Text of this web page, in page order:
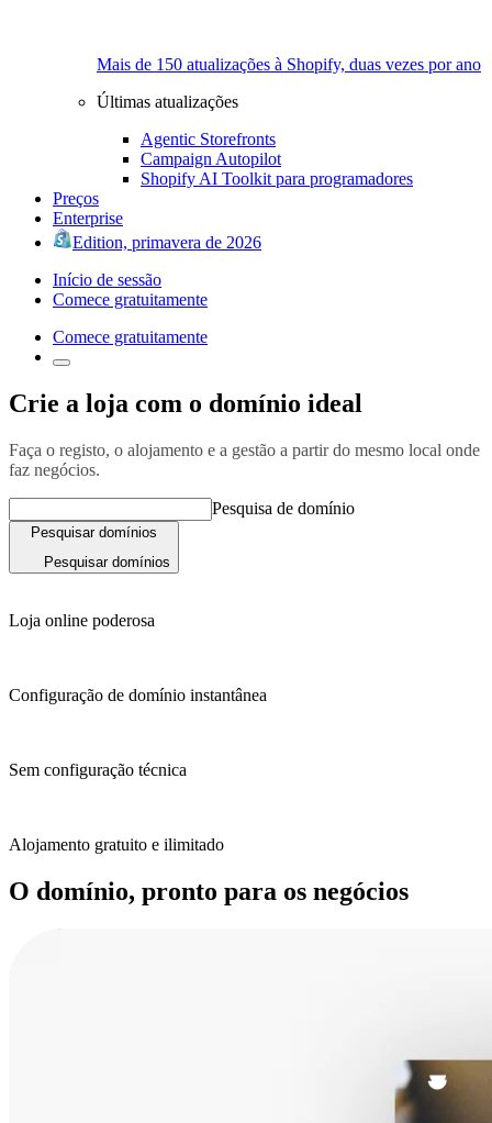
Mais de 150 atualizações à Shopify, duas vezes por ano
Últimas atualizações
Agentic Storefronts
Campaign Autopilot
Shopify AI Toolkit para programadores
Preços
Enterprise
Edition, primavera de 2026
Início de sessão
Comece gratuitamente
Comece gratuitamente
Crie a loja com o domínio ideal
Faça o registo, o alojamento e a gestão a partir do mesmo local onde
faz negócios.
Pesquisa de domínio
Pesquisar domínios
Pesquisar domínios
Loja online poderosa
Configuração de domínio instantânea
Sem configuração técnica
Alojamento gratuito e ilimitado
O domínio, pronto para os negócios